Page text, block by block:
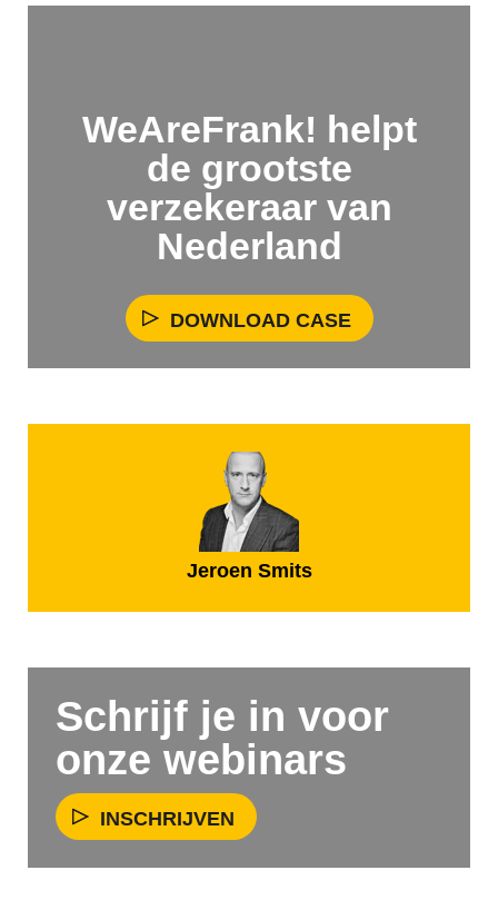
WeAreFrank! helpt
de grootste
verzekeraar van
Nederland
DOWNLOAD CASE
Jeroen Smits
Schrijf je in voor
onze webinars
INSCHRIJVEN